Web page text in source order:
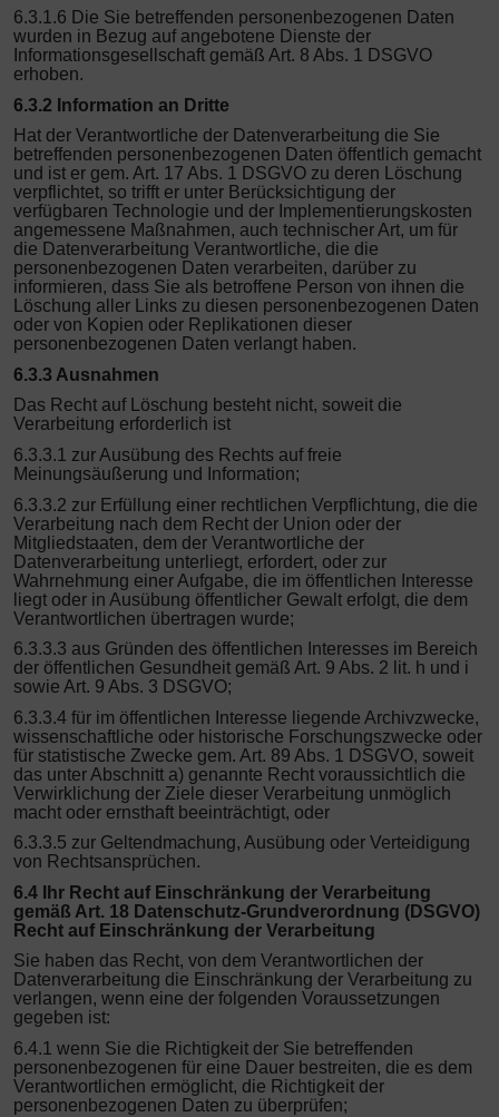
6.3.1.6 Die Sie betreffenden personenbezogenen Daten
wurden in Bezug auf angebotene Dienste der
Informationsgesellschaft gemäß Art. 8 Abs. 1 DSGVO
erhoben.
6.3.2 Information an Dritte
Hat der Verantwortliche der Datenverarbeitung die Sie
betreffenden personenbezogenen Daten öffentlich gemacht
und ist er gem. Art. 17 Abs. 1 DSGVO zu deren Löschung
verpflichtet, so trifft er unter Berücksichtigung der
verfügbaren Technologie und der Implementierungskosten
angemessene Maßnahmen, auch technischer Art, um für
die Datenverarbeitung Verantwortliche, die die
personenbezogenen Daten verarbeiten, darüber zu
informieren, dass Sie als betroffene Person von ihnen die
Löschung aller Links zu diesen personenbezogenen Daten
oder von Kopien oder Replikationen dieser
personenbezogenen Daten verlangt haben.
6.3.3 Ausnahmen
Das Recht auf Löschung besteht nicht, soweit die
Verarbeitung erforderlich ist
6.3.3.1 zur Ausübung des Rechts auf freie
Meinungsäußerung und Information;
6.3.3.2 zur Erfüllung einer rechtlichen Verpflichtung, die die
Verarbeitung nach dem Recht der Union oder der
Mitgliedstaaten, dem der Verantwortliche der
Datenverarbeitung unterliegt, erfordert, oder zur
Wahrnehmung einer Aufgabe, die im öffentlichen Interesse
liegt oder in Ausübung öffentlicher Gewalt erfolgt, die dem
Verantwortlichen übertragen wurde;
6.3.3.3 aus Gründen des öffentlichen Interesses im Bereich
der öffentlichen Gesundheit gemäß Art. 9 Abs. 2 lit. h und i
sowie Art. 9 Abs. 3 DSGVO;
6.3.3.4 für im öffentlichen Interesse liegende Archivzwecke,
wissenschaftliche oder historische Forschungszwecke oder
für statistische Zwecke gem. Art. 89 Abs. 1 DSGVO, soweit
das unter Abschnitt a) genannte Recht voraussichtlich die
Verwirklichung der Ziele dieser Verarbeitung unmöglich
macht oder ernsthaft beeinträchtigt, oder
6.3.3.5 zur Geltendmachung, Ausübung oder Verteidigung
von Rechtsansprüchen.
6.4 Ihr Recht auf Einschränkung der Verarbeitung
gemäß Art. 18 Datenschutz-Grundverordnung (DSGVO)
Recht auf Einschränkung der Verarbeitung
Sie haben das Recht, von dem Verantwortlichen der
Datenverarbeitung die Einschränkung der Verarbeitung zu
verlangen, wenn eine der folgenden Voraussetzungen
gegeben ist:
6.4.1 wenn Sie die Richtigkeit der Sie betreffenden
personenbezogenen für eine Dauer bestreiten, die es dem
Verantwortlichen ermöglicht, die Richtigkeit der
personenbezogenen Daten zu überprüfen;